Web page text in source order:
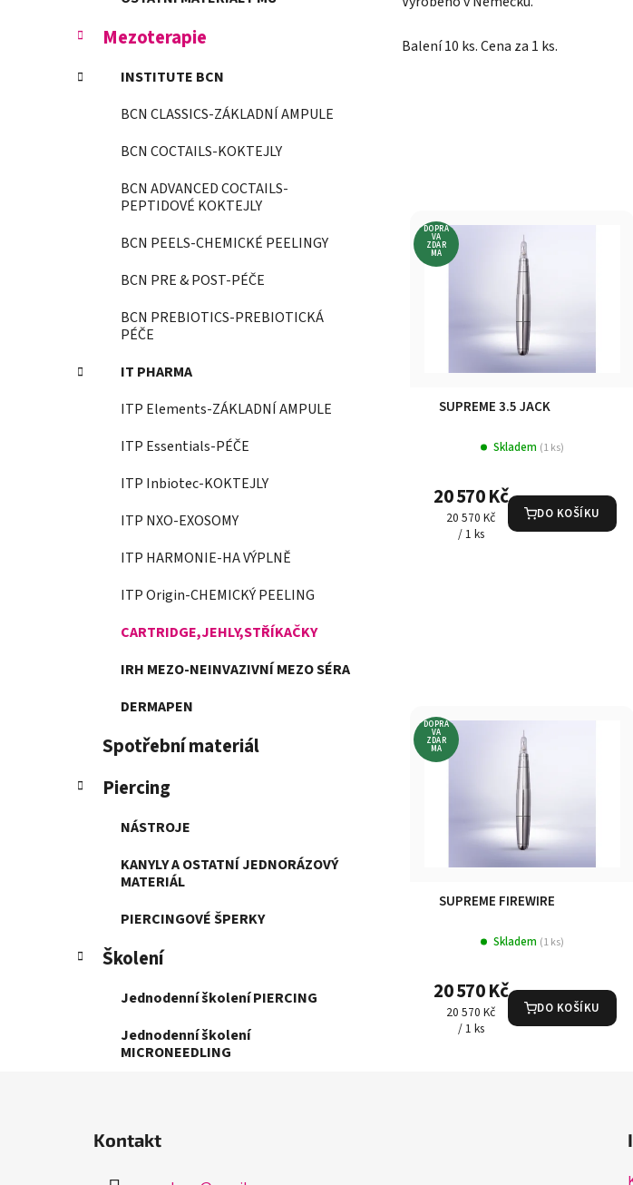
Mezoterapie
INSTITUTE BCN
BCN CLASSICS-ZÁKLADNÍ AMPULE
BCN COCTAILS-KOKTEJLY
BCN ADVANCED COCTAILS-
PEPTIDOVÉ KOKTEJLY
BCN PEELS-CHEMICKÉ PEELINGY
BCN PRE & POST-PÉČE
BCN PREBIOTICS-PREBIOTICKÁ
PÉČE
IT PHARMA
ITP Elements-ZÁKLADNÍ AMPULE
ITP Essentials-PÉČE
ITP Inbiotec-KOKTEJLY
ITP NXO-EXOSOMY
ITP HARMONIE-HA VÝPLNĚ
ITP Origin-CHEMICKÝ PEELING
CARTRIDGE,JEHLY,STŘÍKAČKY
IRH MEZO-NEINVAZIVNÍ MEZO SÉRA
DERMAPEN
Spotřební materiál
Piercing
NÁSTROJE
KANYLY A OSTATNÍ JEDNORÁZOVÝ
MATERIÁL
PIERCINGOVÉ ŠPERKY
Školení
Jednodenní školení PIERCING
Jednodenní školení
MICRONEEDLING
Balení 10 ks. Cena za 1 ks.
DOPRA
VA
ZDAR
MA
SUPREME 3.5 JACK
Skladem (1 ks)
20 570 Kč
Měrná
cena:
20 570 Kč
/ 1 ks
DO KOŠÍKU
DOPRA
VA
ZDAR
MA
SUPREME FIREWIRE
Skladem (1 ks)
20 570 Kč
Měrná
cena:
20 570 Kč
/ 1 ks
DO KOŠÍKU
Kontakt